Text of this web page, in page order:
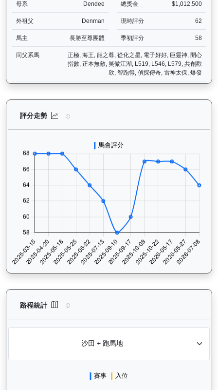
母系 Dendee 總獎金 $1,012,500
外祖父 Denman 現時評分 62
馬主 長勝至尊團體 季初評分 58
同父系馬
正極, 海王, 龍之尊, 從化之星, 電子好好, 巨靈神, 開心
指數, 正本無敵, 笑傲江湖, L519, L546, L579, 共創歡
欣, 智跑得, 偵探傳奇, 雷神太保, 爆發
評分走勢 長勝金剛（K266）— 評分走勢圖表：追蹤香
路程統計 長勝金剛（K266）— 路程統計分析：查看香港